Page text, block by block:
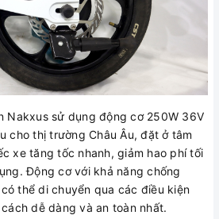
Nakxus sử dụng động cơ 250W 36V
cho thị trường Châu Âu, đặt ở tâm
xe tăng tốc nhanh, giảm hao phí tối
Động cơ với khả năng chống
thể di chuyển qua các điều kiện
dễ dàng và an toàn nhất.